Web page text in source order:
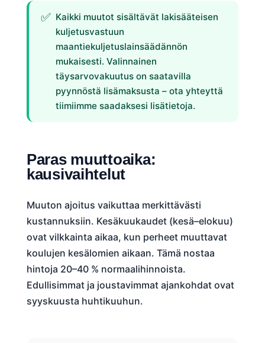
Kaikki muutot sisältävät lakisääteisen
kuljetusvastuun
maantiekuljetuslainsäädännön
mukaisesti. Valinnainen
täysarvovakuutus on saatavilla
pyynnöstä lisämaksusta – ota yhteyttä
tiimiimme saadaksesi lisätietoja.
Paras muuttoaika:
kausivaihtelut
Muuton ajoitus vaikuttaa merkittävästi
kustannuksiin. Kesäkuukaudet (kesä–elokuu)
ovat vilkkainta aikaa, kun perheet muuttavat
koulujen kesälomien aikaan. Tämä nostaa
hintoja 20–40 % normaalihinnoista.
Edullisimmat ja joustavimmat ajankohdat ovat
syyskuusta huhtikuuhun.